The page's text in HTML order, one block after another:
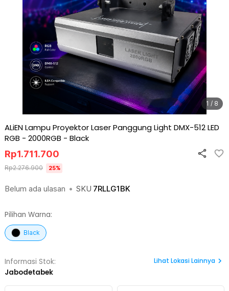
1 / 8
ALiEN Lampu Proyektor Laser Panggung Light DMX-512 LED
RGB - 2000RGB - Black
Belum ada ulasan • SKU 7RLLG1BK
Rp1.711.700
Rp2.276.900 25%
Pilihan Warna:
Black
Informasi Stok:
Jabodetabek
Lihat Lokasi Lainnya